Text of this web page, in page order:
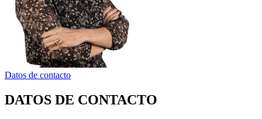
Datos de contacto
DATOS DE CONTACTO